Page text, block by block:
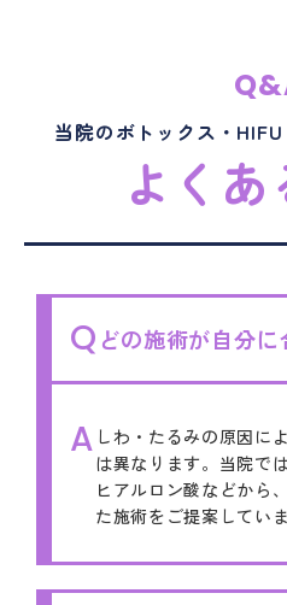
当院のボトックス・
よく
Q どの施術が自分
A しわ・たるみの原因に
は異なります。当院で
ヒアルロン酸などから
た施術をご提案していま